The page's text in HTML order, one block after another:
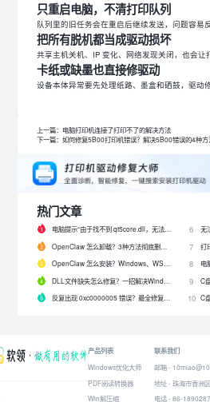
只重启电脑，不清打印队列
队列里的旧任务会在重启后继续发送，问题容易
把所有脱机都当成驱动损坏
共享主机关机、IP 变化、网络发现关闭，也会让
卡纸或缺墨也直接修驱动
设备本体异常要先处理纸路、墨盒和硒鼓，驱动
上一篇：电脑打印机连接了打印不了的解决方法
下一篇：如何修复5B00打印机错误？解决5B00错误的4种方
热门文章
电脑提示“由于找不到 qt5core.dll，无法继续执行代码”？4 招快速修复！
OpenClaw 怎么卸载？3种方法彻底删除 OpenClaw 及残留数据
OpenClaw 怎么安装？Windows、WSL2 和网关配置完整教程
DLL文件缺失怎么修复？一招解决Windows启动报错问题！
反复出现 0xc0000005 错误？最全修复教程来了！
6
7 打
8
9 C
10
产品列表
Windows优化大师
PDF阅读转换器
Win解压缩
联系我们
邮箱 -
地址 - 珠海市香洲
电话 - 86-